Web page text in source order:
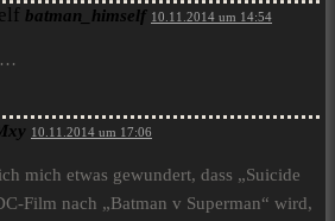
batman_himself 10.11.2014 um 14:54
10.11.2014 um 17:06
mich etwas gewundert, dass „Suicide
Film nach „Batman v Superman“ wird,